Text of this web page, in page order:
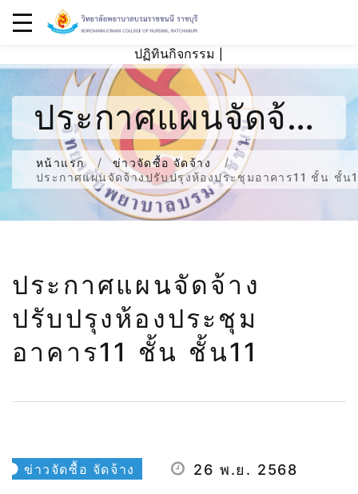
ปฏิทินกิจกรรม
ประกาศแผนจัดจ้าง
ปรับปรุงห้องประชุม
อาคาร11 ชั้น ชั้น11
หน้าแรก
ข่าวจัดซื้อ จัดจ้าง
ประกาศแผนจัดจ้างปรับปรุงห้องประชุมอาคาร11 ชั้น ชั้น
ประกาศแผนจัดจ้าง
ปรับปรุงห้องประชุม
อาคาร11 ชั้น ชั้น11
ข่าวจัดซื้อ จัดจ้าง 26 พ.ย. 2568